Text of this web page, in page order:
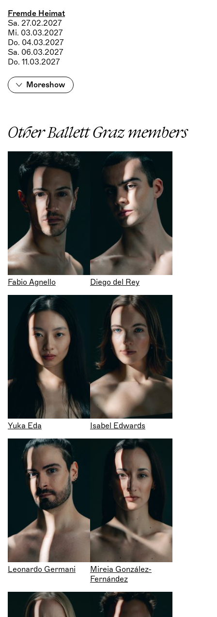
Fremde Heimat
Sa. 27.02.2027
Mi. 03.03.2027
Do. 04.03.2027
Sa. 06.03.2027
Do. 11.03.2027
Moreshow
Other Ballett Graz members
Fabio Agnello Diego del Rey
Yuka Eda Isabel Edwards
Leonardo Germani
Mireia González-
Fernández